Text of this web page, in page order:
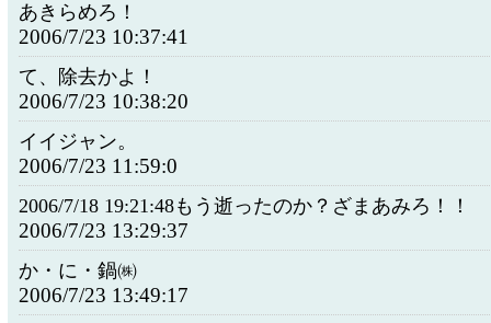
あきらめろ！
2006/7/23 10:37:41
て、除去かよ！
2006/7/23 10:38:20
イイジャン。
2006/7/23 11:59:0
2006/7/18 19:21:48もう逝ったのか？ざまあみろ！！
2006/7/23 13:29:37
か・に・鍋㈱
2006/7/23 13:49:17